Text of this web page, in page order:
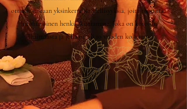
ottavat vastaan yksinkertaisia ylellisyyksiä, joita toimittaa
intohimoinen henkilökuntamme, joka on kotoisin
Thaimaasta ja jolla on yli 10 vuoden kokemus.